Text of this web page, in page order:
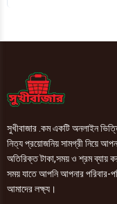
quantity
সুখীবাজার .কম একটি অনলাইন
নিত্য প্রয়োজনিয় সামগ্রী নিয়ে
অতিরিক্ত টাকা,সময় ও শ্রম ব্যায়
সময় যাতে আপনি আপনার পরিবার-
আমাদের লক্ষ্য।